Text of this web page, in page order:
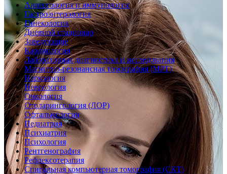
Аллергология и иммунология
Гастроэнтерология
Гинекология
Дневной стационар
Заведующие
Кардиология
Лабораторная диагностика и исследования
Магнитно-резонансная томография (МРТ)
Наркология
Неврология
Онкология
Отоларингология (ЛОР)
Офтальмология
Педиатрия
Психиатрия
Психология
Рентгенография
Рефлексотерапия
Спиральная компьютерная томография (СКТ)